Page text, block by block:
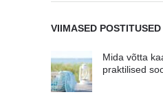
VIIMASED POSTITUSED
Mida võtta
praktilised